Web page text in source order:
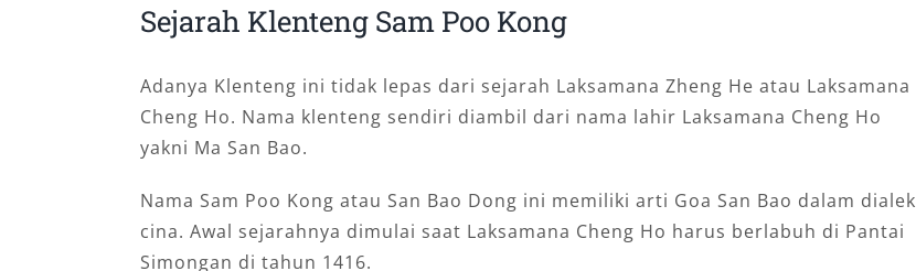
Sejarah Klenteng Sam Poo Kong
Adanya Klenteng ini tidak lepas dari sejarah Laksamana Zheng He atau Laksamana
Cheng Ho. Nama klenteng sendiri diambil dari nama lahir Laksamana Cheng Ho
yakni Ma San Bao.
Nama Sam Poo Kong atau San Bao Dong ini memiliki arti Goa San Bao dalam dialek
cina. Awal sejarahnya dimulai saat Laksamana Cheng Ho harus berlabuh di Pantai
Simongan di tahun 1416.